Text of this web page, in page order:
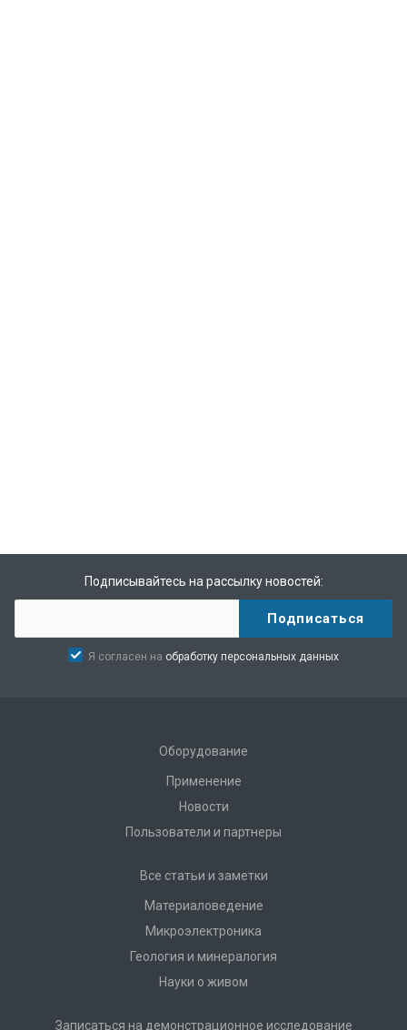
Подписывайтесь на рассылку новостей:
Я согласен на обработку персональных данных
Оборудование
Применение
Новости
Пользователи и партнеры
Все статьи и заметки
Материаловедение
Микроэлектроника
Геология и минералогия
Науки о живом
Записаться на демонстрационное исследование